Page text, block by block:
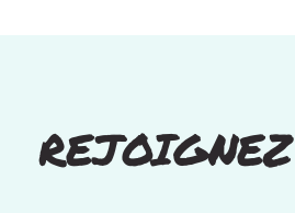
REJOIGNEZ